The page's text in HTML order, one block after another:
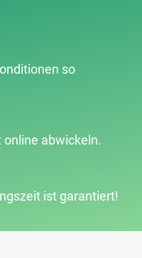
so
abwickeln.
ist garantiert!